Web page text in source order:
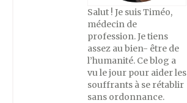
Salut ! Je suis Timéo,
médecin de
profession. Je tiens
assez au bien- être de
l’humanité. Ce blog a
vu le jour pour aider les
souffrants à se rétablir
sans ordonnance.